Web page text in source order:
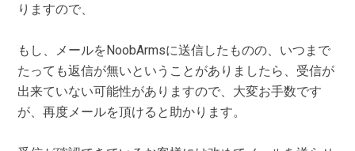
りますので、
もし、メールをNoobArmsに送信したものの、いつまで
たっても返信が無いということがありましたら、受信が
出来ていない可能性がありますので、大変お手数です
が、再度メールを頂けると助かります。